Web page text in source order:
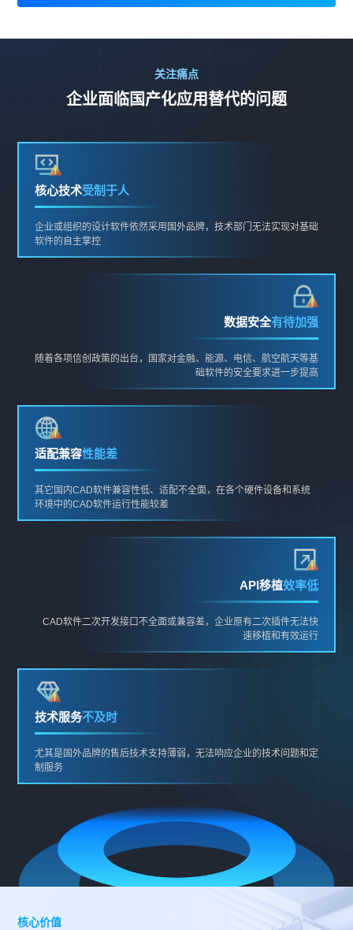
关注痛点
企业面临国产化应用替代的问题
核心技术受制于人
企业或组织的设计软件依然采用国外品牌，技术部门无法实现对基础
软件的自主掌控
数据安全有待加强
随着各项信创政策的出台，国家对金融、能源、电信、航空航天等基
础软件的安全要求进一步提高
适配兼容性能差
其它国内CAD软件兼容性低、适配不全面，在各个硬件设备和系统
环境中的CAD软件运行性能较差
API移植效率低
CAD软件二次开发接口不全面或兼容差，企业原有二次插件无法快
速移植和有效运行
技术服务不及时
尤其是国外品牌的售后技术支持薄弱，无法响应企业的技术问题和定
制服务
核心价值